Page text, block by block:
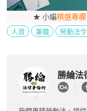
★ 小編精選專欄
人資 兼職 勞動法令
勝綸法